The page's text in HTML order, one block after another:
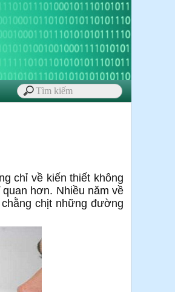
chỉ về kiến thiết không
quan hơn. Nhiều năm về
chịt những đường